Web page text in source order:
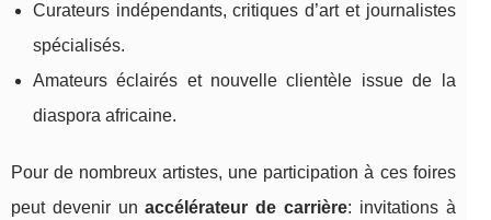
Curateurs indépendants, critiques d’art et journalistes
spécialisés.
Amateurs éclairés et nouvelle clientèle issue de la
diaspora africaine.
Pour de nombreux artistes, une participation à ces foires
peut devenir unaccélérateur de carrière: invitations à